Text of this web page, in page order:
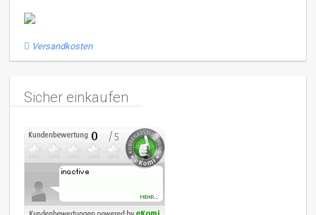
Versandkosten
Sicher einkaufen